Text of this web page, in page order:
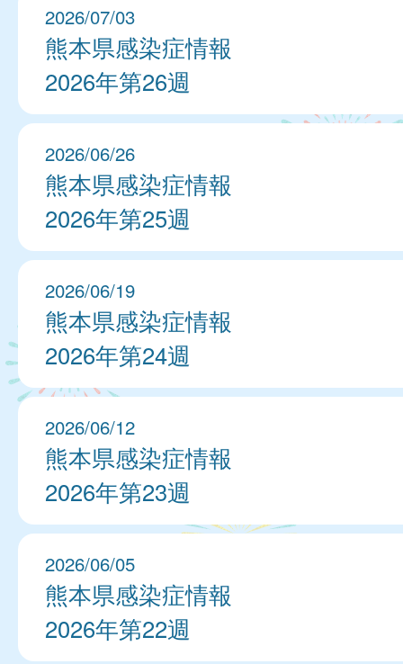
2026/07/03
熊本県感染症情報
2026年第26週
2026/06/26
熊本県感染症情報
2026年第25週
2026/06/19
熊本県感染症情報
2026年第24週
2026/06/12
熊本県感染症情報
2026年第23週
2026/06/05
熊本県感染症情報
2026年第22週